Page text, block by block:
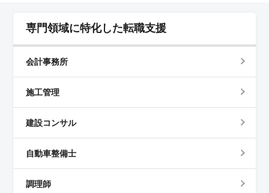
専門領域に特化した転職支援
会計事務所
施工管理
建設コンサル
自動車整備士
調理師